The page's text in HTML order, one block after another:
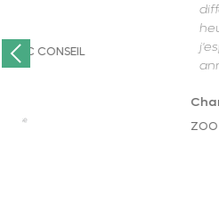
différents secteurs de
heureuse de continuer
j'espère se poursuivra